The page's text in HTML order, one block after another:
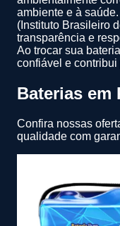
ambiente e à
(Instituto Brasileiro
transparência e
Ao trocar sua
confiável e
Baterias em
Confira nossas
qualidade com